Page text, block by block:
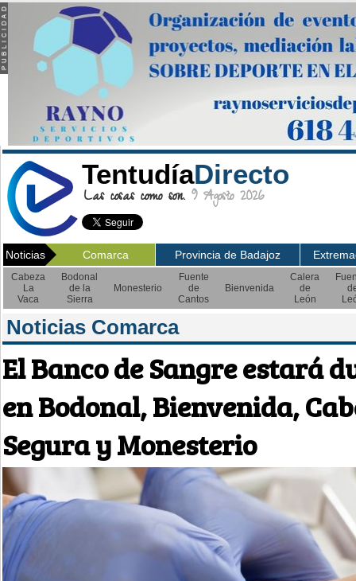
TentudíaDirecto
Las cosas como son. 9 Agosto 2026
Noticias Comarca Provincia de Badajoz
Cabeza
La
Vaca
Bodonal
de la
Sierra
Monesterio
Fuente
de
Cantos
Bienvenida
Calera
de
León
Noticias Comarca
El Banco de Sangre estará
en Bodonal, Bienvenida,
Segura y Monesterio